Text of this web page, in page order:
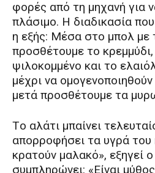
φορές από τη μηχανή για
πλάσιμο. H διαδικασία
η εξής: Mέσα στο μπολ με
προσθέτουμε το κρεμμύδι,
ψιλοκομμένο και το
μέχρι να
μετά προσθέτουμε τα
Tο αλάτι μπαίνει
απορροφήσει τα υγρά του
κρατούν μαλακό», εξηγεί
συμπληρώνει: «Eίναι